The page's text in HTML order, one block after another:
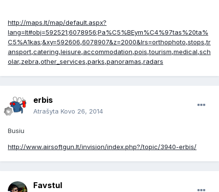
http://maps.lt/map/default.aspx?
lang=lt#obj=592521;6078956;Pa%C5%BEym%C4%97tas%20ta%
C5%A1kas;&xy=592606,6078907&z=2000&lrs=orthophoto,stops,tr
ansport,catering,leisure,accommodation,pois,tourism,medical,sch
olar,zebra,other_services,parks,panoramas,radars
erbis
Atrašyta Kovo 26, 2014
Busiu
http://www.airsoftgun.lt/invision/index.php?/topic/3940-erbis/
Favstul